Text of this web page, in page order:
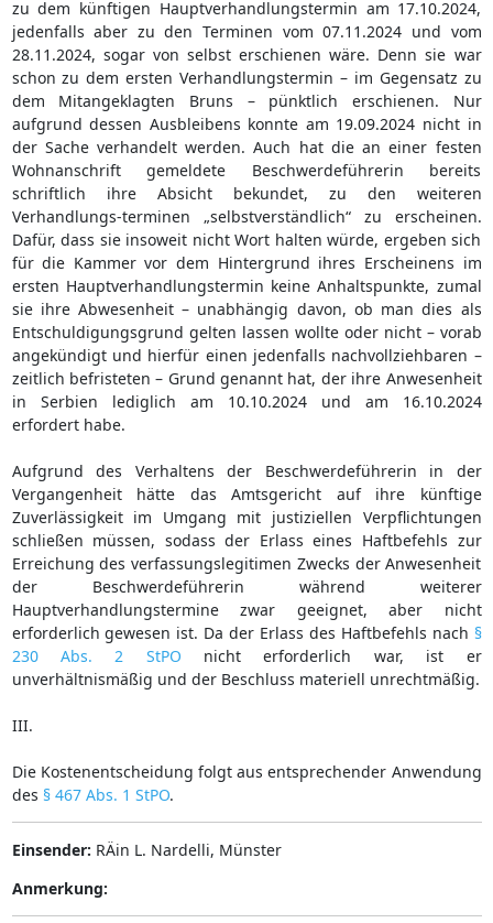
zu dem künftigen Hauptverhandlungstermin am 17.10.2024,
jedenfalls aber zu den Terminen vom 07.11.2024 und vom
28.11.2024, sogar von selbst erschienen wäre. Denn sie war
schon zu dem ersten Verhandlungstermin – im Gegensatz zu
dem Mitangeklagten Bruns – pünktlich erschienen. Nur
aufgrund dessen Ausbleibens konnte am 19.09.2024 nicht in
der Sache verhandelt werden. Auch hat die an einer festen
Wohnanschrift gemeldete Beschwerdeführerin bereits
schriftlich ihre Absicht bekundet, zu den weiteren
Verhandlungs-terminen „selbstverständlich“ zu erscheinen.
Dafür, dass sie insoweit nicht Wort halten würde, ergeben sich
für die Kammer vor dem Hintergrund ihres Erscheinens im
ersten Hauptverhandlungstermin keine Anhaltspunkte, zumal
sie ihre Abwesenheit – unabhängig davon, ob man dies als
Entschuldigungsgrund gelten lassen wollte oder nicht – vorab
angekündigt und hierfür einen jedenfalls nachvollziehbaren –
zeitlich befristeten – Grund genannt hat, der ihre Anwesenheit
in Serbien lediglich am 10.10.2024 und am 16.10.2024
erfordert habe.
Aufgrund des Verhaltens der Beschwerdeführerin in der
Vergangenheit hätte das Amtsgericht auf ihre künftige
Zuverlässigkeit im Umgang mit justiziellen Verpflichtungen
schließen müssen, sodass der Erlass eines Haftbefehls zur
Erreichung des verfassungslegitimen Zwecks der Anwesenheit
der Beschwerdeführerin während weiterer
Hauptverhandlungstermine zwar geeignet, aber nicht
erforderlich gewesen ist. Da der Erlass des Haftbefehls nach §
230 Abs. 2 StPO nicht erforderlich war, ist er
unverhältnismäßig und der Beschluss materiell unrechtmäßig.
III.
Die Kostenentscheidung folgt aus entsprechender Anwendung
des § 467 Abs. 1 StPO.
Einsender: RÄin L. Nardelli, Münster
Anmerkung: